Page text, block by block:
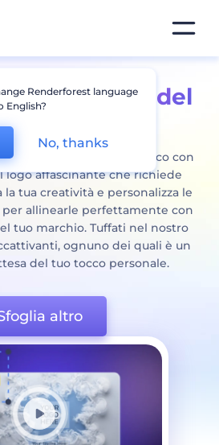
Animazione del
pochi clic
e affascina il tuo pubblico con
logo affascinante che richiede
tua creatività e personalizza le
allinearle perfettamente con
tuo marchio. Tuffati nel nostro
ognuno dei quali è un
del tuo tocco personale.
altro
Renderforest language
English?
No, thanks